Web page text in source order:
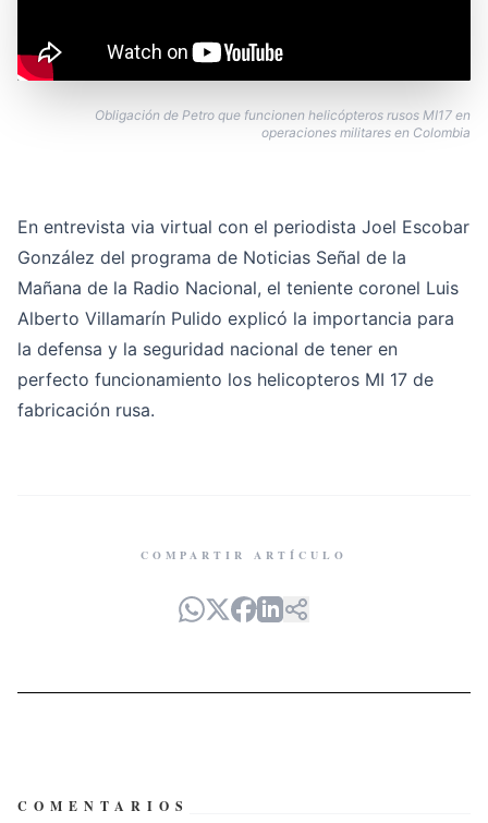
Obligación de Petro que funcionen helicópteros rusos MI17 en
operaciones militares en Colombia
En entrevista via virtual con el periodista Joel Escobar
González del programa de Noticias Señal de la
Mañana de la Radio Nacional, el teniente coronel Luis
Alberto Villamarín Pulido explicó la importancia para
la defensa y la seguridad nacional de tener en
perfecto funcionamiento los helicopteros MI 17 de
fabricación rusa.
COMPARTIR ARTÍCULO
COMENTARIOS